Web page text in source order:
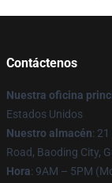
Contáctenos
Nuestra oficina
Estados Unidos
Nuestro almacén:
Road, Baoding City,
Hora: 9AM – 5PM